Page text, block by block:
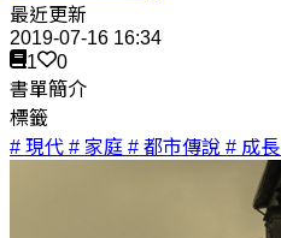
最近更新
2019-07-16 16:34
1
0
書單簡介
標籤
# 現代 # 家庭 # 都市傳說 # 成長